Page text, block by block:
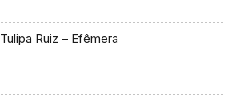
Tulipa Ruiz – Efêmera